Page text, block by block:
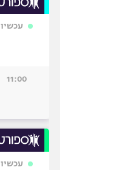
עכשיו
11:00
עכשיו